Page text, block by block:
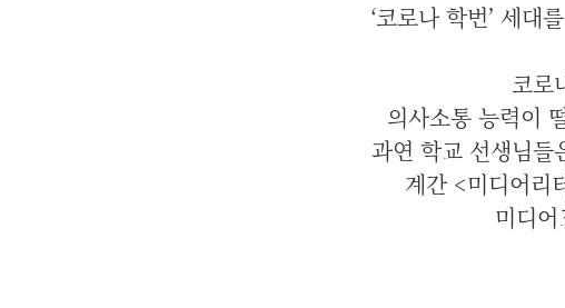
‘코로나 학번’ 세대
코로
의사소통 능력이
과연 학교 선생님들
계간 <미디어리
미디